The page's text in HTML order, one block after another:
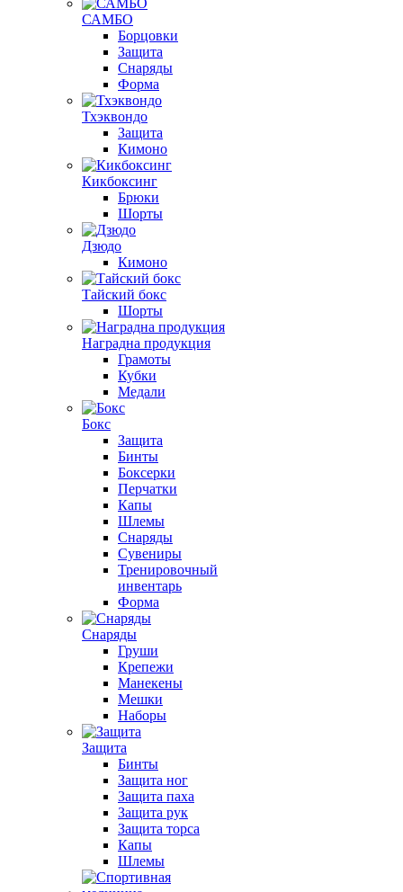
САМБО
Борцовки
Защита
Снаряды
Форма
Тхэквондо
Защита
Кимоно
Кикбоксинг
Брюки
Шорты
Дзюдо
Кимоно
Тайский бокс
Шорты
Наградна продукция
Грамоты
Кубки
Медали
Бокс
Защита
Бинты
Боксерки
Перчатки
Капы
Шлемы
Снаряды
Сувениры
Тренировочный
инвентарь
Форма
Снаряды
Груши
Крепежи
Манекены
Мешки
Наборы
Защита
Бинты
Защита ног
Защита паха
Защита рук
Защита торса
Капы
Шлемы